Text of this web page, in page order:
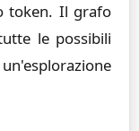
token. Il grafo
le possibili